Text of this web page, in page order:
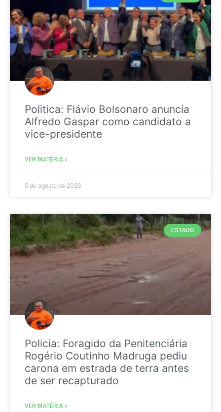
Politica: Flávio Bolsonaro anuncia
Alfredo Gaspar como candidato a
vice-presidente
VER MATÉRIA »
5 de agosto de 2026
ESTADO
Policia: Foragido da Penitenciária
Rogério Coutinho Madruga pediu
carona em estrada de terra antes
de ser recapturado
VER MATÉRIA »